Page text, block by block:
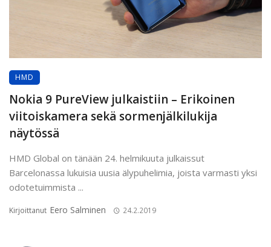
HMD
Nokia 9 PureView julkaistiin – Erikoinen
viitoiskamera sekä sormenjälkilukija
näytössä
HMD Global on tänään 24. helmikuuta julkaissut
Barcelonassa lukuisia uusia älypuhelimia, joista varmasti yksi
odotetuimmista ...
Kirjoittanut Eero Salminen 24.2.2019